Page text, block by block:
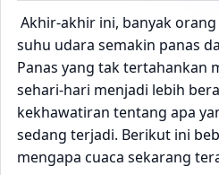
Akhir-akhir ini, banyak
suhu udara semakin panas
Panas yang tak tertahankan
sehari-hari menjadi lebih
kekhawatiran tentang apa
sedang terjadi. Berikut ini
mengapa cuaca sekarang